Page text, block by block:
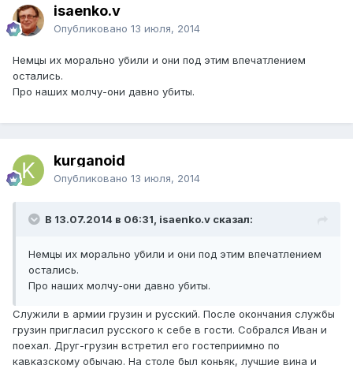
isaenko.v
Опубликовано 13 июля, 2014
Немцы их морально убили и они под этим впечатлением
остались.
Про наших молчу-они давно убиты.
kurganoid
Опубликовано 13 июля, 2014
В 13.07.2014 в 06:31, isaenko.v сказал:
Немцы их морально убили и они под этим впечатлением
остались.
Про наших молчу-они давно убиты.
Служили в армии грузин и русский. После окончания службы
грузин пригласил русского к себе в гости. Собрался Иван и
поехал. Друг-грузин встретил его гостеприимно по
кавказскому обычаю. На столе был коньяк, лучшие вина и